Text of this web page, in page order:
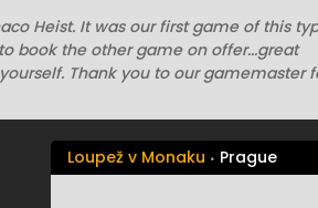
Heist. It was our first game of this
book the other game on offer...great
Thank you to our gamemaster
Loupež v Monaku Prague